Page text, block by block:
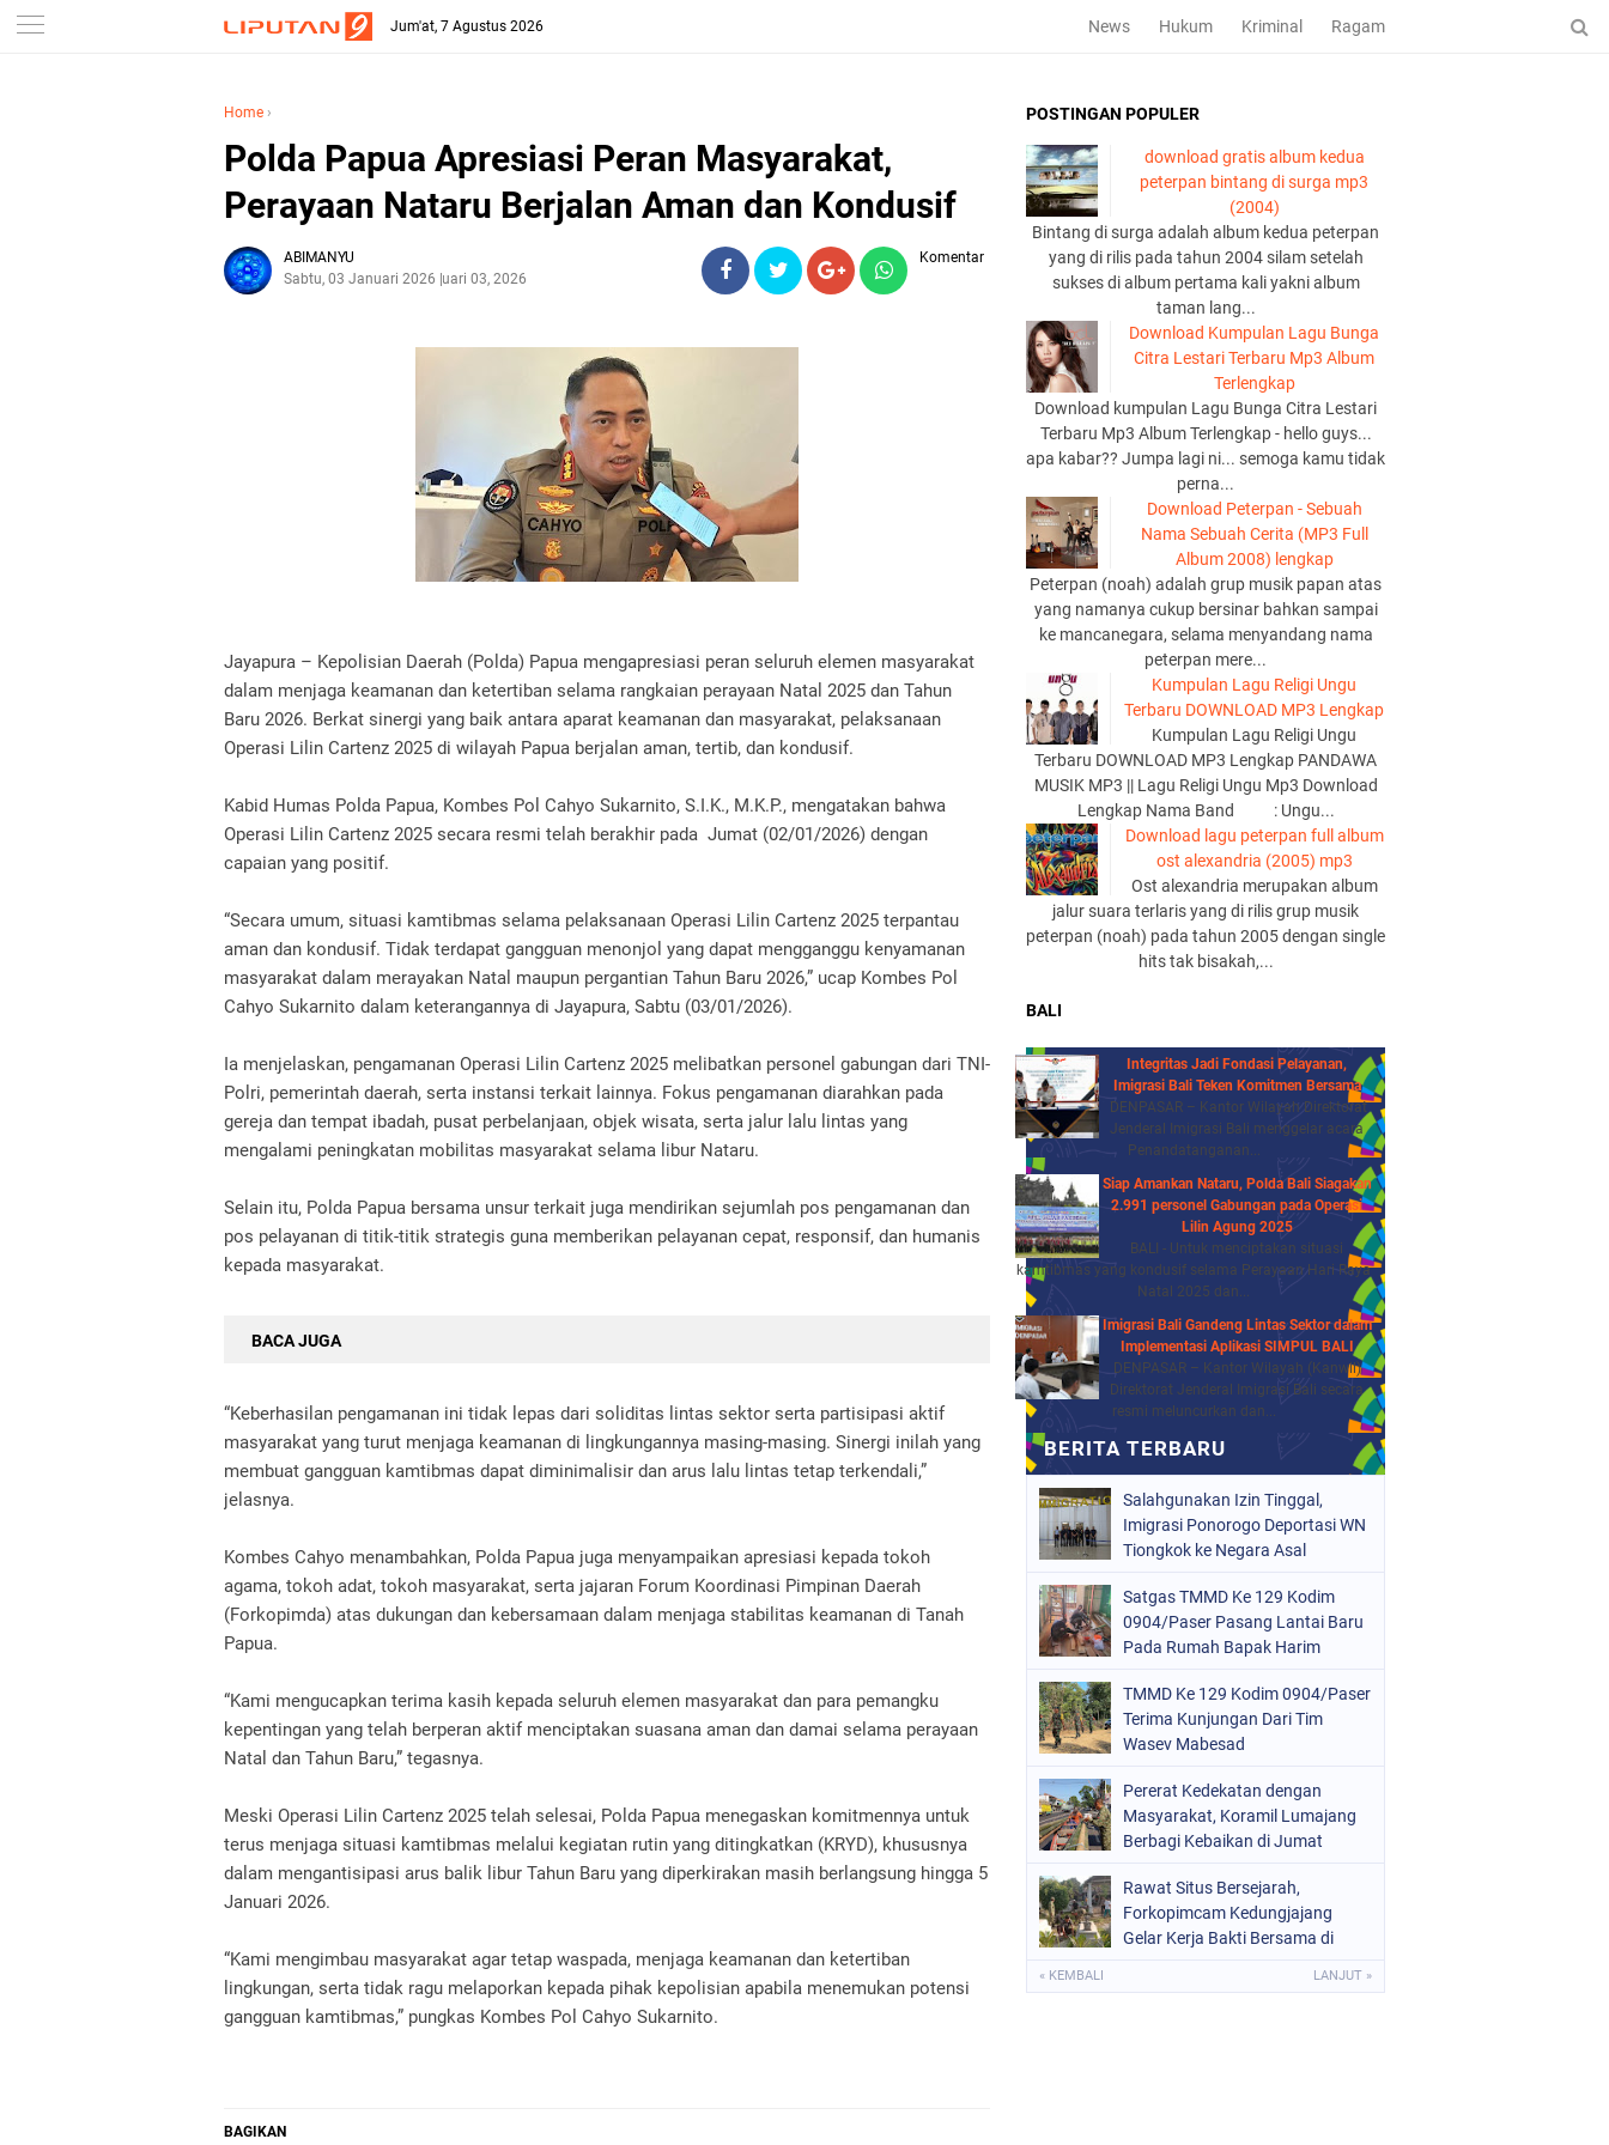
Jum'at, 7 Agustus 2026 News Hukum Kriminal Ragam
Home ›
Polda Papua Apresiasi Peran Masyarakat,
Perayaan Nataru Berjalan Aman dan Kondusif
ABIMANYU
Sabtu, 03 Januari 2026Januari 03, 2026
Komentar
Jayapura – Kepolisian Daerah (Polda) Papua mengapresiasi peran seluruh elemen masyarakat
dalam menjaga keamanan dan ketertiban selama rangkaian perayaan Natal 2025 dan Tahun
Baru 2026. Berkat sinergi yang baik antara aparat keamanan dan masyarakat, pelaksanaan
Operasi Lilin Cartenz 2025 di wilayah Papua berjalan aman, tertib, dan kondusif.
Kabid Humas Polda Papua, Kombes Pol Cahyo Sukarnito, S.I.K., M.K.P., mengatakan bahwa
Operasi Lilin Cartenz 2025 secara resmi telah berakhir pada Jumat (02/01/2026) dengan
capaian yang positif.
“Secara umum, situasi kamtibmas selama pelaksanaan Operasi Lilin Cartenz 2025 terpantau
aman dan kondusif. Tidak terdapat gangguan menonjol yang dapat mengganggu kenyamanan
masyarakat dalam merayakan Natal maupun pergantian Tahun Baru 2026,” ucap Kombes Pol
Cahyo Sukarnito dalam keterangannya di Jayapura, Sabtu (03/01/2026).
Ia menjelaskan, pengamanan Operasi Lilin Cartenz 2025 melibatkan personel gabungan dari TNI-
Polri, pemerintah daerah, serta instansi terkait lainnya. Fokus pengamanan diarahkan pada
gereja dan tempat ibadah, pusat perbelanjaan, objek wisata, serta jalur lalu lintas yang
mengalami peningkatan mobilitas masyarakat selama libur Nataru.
Selain itu, Polda Papua bersama unsur terkait juga mendirikan sejumlah pos pengamanan dan
pos pelayanan di titik-titik strategis guna memberikan pelayanan cepat, responsif, dan humanis
kepada masyarakat.
BACA JUGA
“Keberhasilan pengamanan ini tidak lepas dari soliditas lintas sektor serta partisipasi aktif
masyarakat yang turut menjaga keamanan di lingkungannya masing-masing. Sinergi inilah yang
membuat gangguan kamtibmas dapat diminimalisir dan arus lalu lintas tetap terkendali,”
jelasnya.
Kombes Cahyo menambahkan, Polda Papua juga menyampaikan apresiasi kepada tokoh
agama, tokoh adat, tokoh masyarakat, serta jajaran Forum Koordinasi Pimpinan Daerah
(Forkopimda) atas dukungan dan kebersamaan dalam menjaga stabilitas keamanan di Tanah
Papua.
“Kami mengucapkan terima kasih kepada seluruh elemen masyarakat dan para pemangku
kepentingan yang telah berperan aktif menciptakan suasana aman dan damai selama perayaan
Natal dan Tahun Baru,” tegasnya.
Meski Operasi Lilin Cartenz 2025 telah selesai, Polda Papua menegaskan komitmennya untuk
terus menjaga situasi kamtibmas melalui kegiatan rutin yang ditingkatkan (KRYD), khususnya
dalam mengantisipasi arus balik libur Tahun Baru yang diperkirakan masih berlangsung hingga 5
Januari 2026.
“Kami mengimbau masyarakat agar tetap waspada, menjaga keamanan dan ketertiban
lingkungan, serta tidak ragu melaporkan kepada pihak kepolisian apabila menemukan potensi
gangguan kamtibmas,” pungkas Kombes Pol Cahyo Sukarnito.
BAGIKAN
POSTINGAN POPULER
download gratis album kedua
peterpan bintang di surga mp3
(2004)
Bintang di surga adalah album kedua peterpan
yang di rilis pada tahun 2004 silam setelah
sukses di album pertama kali yakni album
taman lang...
Download Kumpulan Lagu Bunga
Citra Lestari Terbaru Mp3 Album
Terlengkap
Download kumpulan Lagu Bunga Citra Lestari
Terbaru Mp3 Album Terlengkap - hello guys...
apa kabar?? Jumpa lagi ni... semoga kamu tidak
perna...
Download Peterpan - Sebuah
Nama Sebuah Cerita (MP3 Full
Album 2008) lengkap
Peterpan (noah) adalah grup musik papan atas
yang namanya cukup bersinar bahkan sampai
ke mancanegara, selama menyandang nama
peterpan mere...
Kumpulan Lagu Religi Ungu
Terbaru DOWNLOAD MP3 Lengkap
Kumpulan Lagu Religi Ungu
Terbaru DOWNLOAD MP3 Lengkap PANDAWA
MUSIK MP3 || Lagu Religi Ungu Mp3 Download
Lengkap Nama Band : Ungu...
Download lagu peterpan full album
ost alexandria (2005) mp3
Ost alexandria merupakan album
jalur suara terlaris yang di rilis grup musik
peterpan (noah) pada tahun 2005 dengan single
hits tak bisakah,...
BALI
Integritas Jadi Fondasi Pelayanan,
Imigrasi Bali Teken Komitmen Bersama
DENPASAR – Kantor Wilayah Direktorat
Jenderal Imigrasi Bali menggelar acara
Penandatanganan...
Siap Amankan Nataru, Polda Bali Siagakan
2.991 personel Gabungan pada Operasi
Lilin Agung 2025
BALI - Untuk menciptakan situasi
kamtibmas yang kondusif selama Perayaan Hari Raya
Natal 2025 dan...
Imigrasi Bali Gandeng Lintas Sektor dalam
Implementasi Aplikasi SIMPUL BALI
DENPASAR – Kantor Wilayah (Kanwil)
Direktorat Jenderal Imigrasi Bali secara
resmi meluncurkan dan...
Salahgunakan Izin Tinggal,
Imigrasi Ponorogo Deportasi WN
Tiongkok ke Negara Asal
Satgas TMMD Ke 129 Kodim
0904/Paser Pasang Lantai Baru
Pada Rumah Bapak Harim
TMMD Ke 129 Kodim 0904/Paser
Terima Kunjungan Dari Tim
Wasev Mabesad
Pererat Kedekatan dengan
Masyarakat, Koramil Lumajang
Berbagi Kebaikan di Jumat
Rawat Situs Bersejarah,
Forkopimcam Kedungjajang
Gelar Kerja Bakti Bersama di
« KEMBALI LANJUT »